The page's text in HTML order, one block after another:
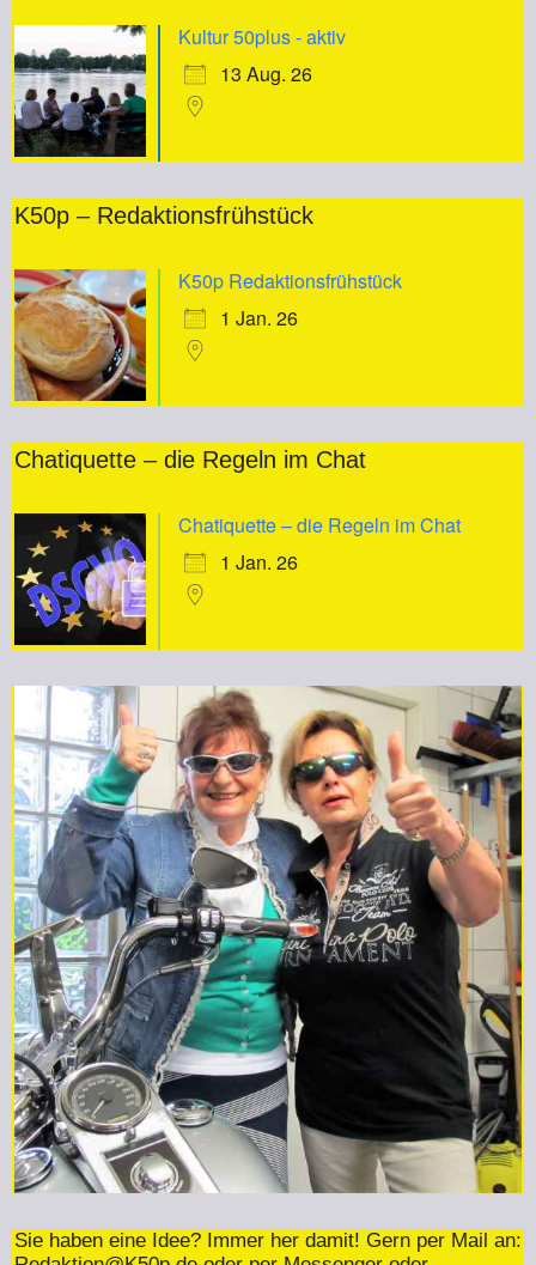
Kultur 50plus - aktiv
13 Aug. 26
K50p – Redaktionsfrühstück
K50p Redaktionsfrühstück
1 Jan. 26
Chatiquette – die Regeln im Chat
Chatiquette – die Regeln im Chat
1 Jan. 26
Sie haben eine Idee? Immer her damit! Gern per Mail an: